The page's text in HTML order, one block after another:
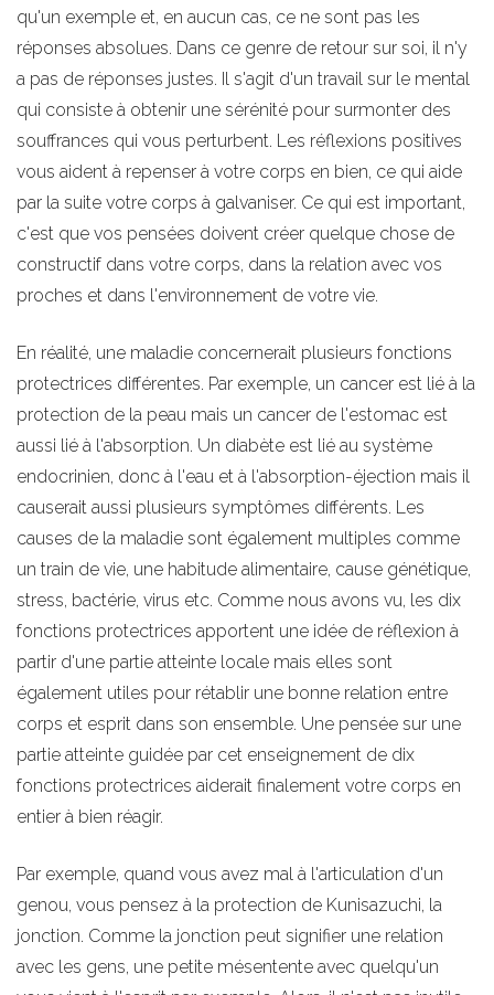
qu'un exemple et, en aucun cas, ce ne sont pas les
réponses absolues. Dans ce genre de retour sur soi, il n'y
a pas de réponses justes. Il s'agit d'un travail sur le mental
qui consiste à obtenir une sérénité pour surmonter des
souffrances qui vous perturbent. Les réflexions positives
vous aident à repenser à votre corps en bien, ce qui aide
par la suite votre corps à galvaniser. Ce qui est important,
c'est que vos pensées doivent créer quelque chose de
constructif dans votre corps, dans la relation avec vos
proches et dans l'environnement de votre vie.
En réalité, une maladie concernerait plusieurs fonctions
protectrices différentes. Par exemple, un cancer est lié à la
protection de la peau mais un cancer de l'estomac est
aussi lié à l'absorption. Un diabète est lié au système
endocrinien, donc à l'eau et à l'absorption-éjection mais il
causerait aussi plusieurs symptômes différents. Les
causes de la maladie sont également multiples comme
un train de vie, une habitude alimentaire, cause génétique,
stress, bactérie, virus etc. Comme nous avons vu, les dix
fonctions protectrices apportent une idée de réflexion à
partir d'une partie atteinte locale mais elles sont
également utiles pour rétablir une bonne relation entre
corps et esprit dans son ensemble. Une pensée sur une
partie atteinte guidée par cet enseignement de dix
fonctions protectrices aiderait finalement votre corps en
entier à bien réagir.
Par exemple, quand vous avez mal à l'articulation d'un
genou, vous pensez à la protection de Kunisazuchi, la
jonction. Comme la jonction peut signifier une relation
avec les gens, une petite mésentente avec quelqu'un